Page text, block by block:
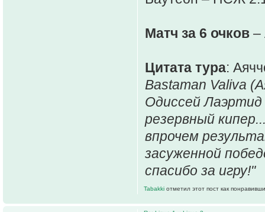
Матч за 6 очков –
Цитата тура:
Bastaman Valiva
Одиссей Лаэртид
резервный
впрочем
засуженной
спасибо за игру!"
Tabakki отметил этот пост как